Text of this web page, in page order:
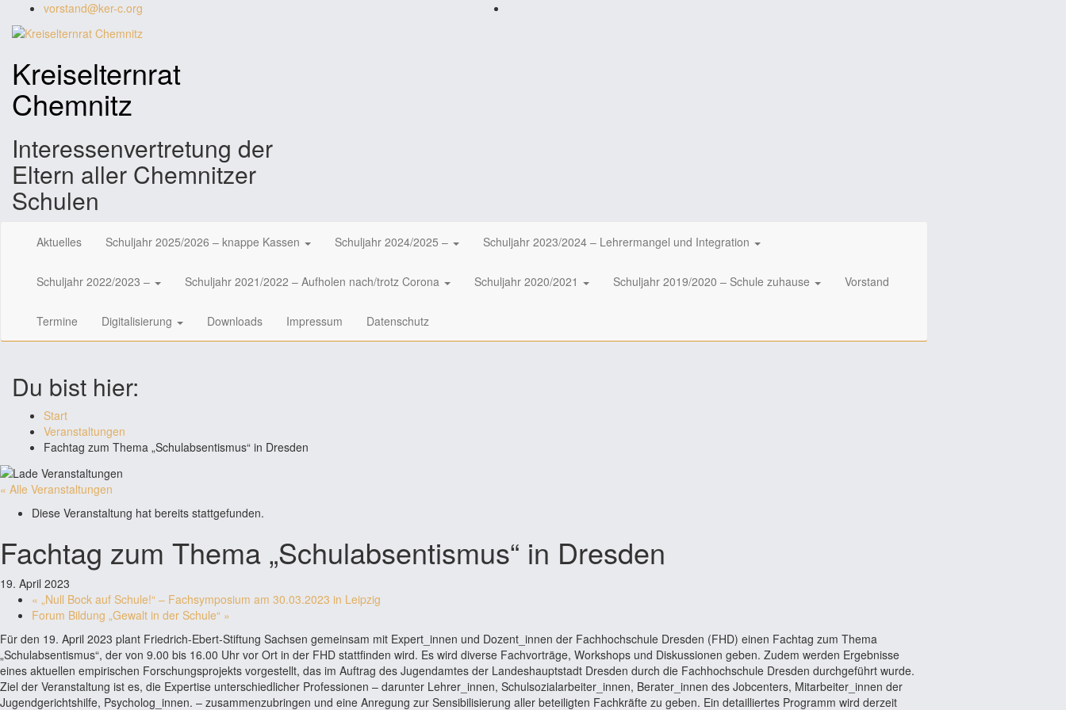
Inhalt
springen
vorstand@ker-c.org
Kreiselternrat
Chemnitz
Interessenvertretung der
Eltern aller Chemnitzer
Schulen
Aktuelles Schuljahr 2025/2026 – knappe Kassen Schuljahr 2024/2025 – Schuljahr 2023/2024 – Lehrermangel und Integration
Schuljahr 2022/2023 – Schuljahr 2021/2022 – Aufholen nach/trotz Corona Schuljahr 2020/2021 Schuljahr 2019/2020 – Schule zuhause Vorstand
Termine Digitalisierung Downloads Impressum Datenschutz
Du bist hier:
Start
Veranstaltungen
Fachtag zum Thema „Schulabsentismus“ in Dresden
« Alle Veranstaltungen
Diese Veranstaltung hat bereits stattgefunden.
Fachtag zum Thema „Schulabsentismus“ in Dresden
19. April 2023
« „Null Bock auf Schule!“ – Fachsymposium am 30.03.2023 in Leipzig
Forum Bildung „Gewalt in der Schule“ »
Für den 19. April 2023 plant Friedrich-Ebert-Stiftung Sachsen gemeinsam mit Expert_innen und Dozent_innen der Fachhochschule Dresden (FHD) einen Fachtag zum Thema
„Schulabsentismus“, der von 9.00 bis 16.00 Uhr vor Ort in der FHD stattfinden wird. Es wird diverse Fachvorträge, Workshops und Diskussionen geben. Zudem werden Ergebnisse
eines aktuellen empirischen Forschungsprojekts vorgestellt, das im Auftrag des Jugendamtes der Landeshauptstadt Dresden durch die Fachhochschule Dresden durchgeführt wurde.
Ziel der Veranstaltung ist es, die Expertise unterschiedlicher Professionen – darunter Lehrer_innen, Schulsozialarbeiter_innen, Berater_innen des Jobcenters, Mitarbeiter_innen der
Jugendgerichtshilfe, Psycholog_innen. – zusammenzubringen und eine Anregung zur Sensibilisierung aller beteiligten Fachkräfte zu geben. Ein detailliertes Programm wird derzeit